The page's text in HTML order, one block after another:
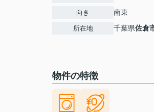
向き 南東
所在地 千葉県佐倉
物件の特徴